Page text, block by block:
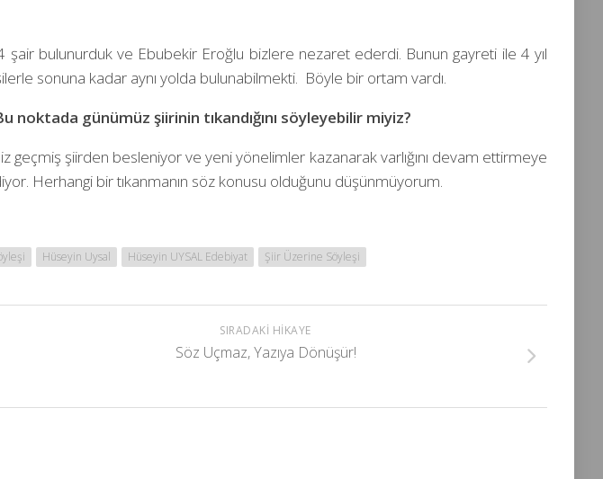
şair bulunurduk ve Ebubekir Eroğlu bizlere nezaret ederdi. Bunun gayreti ile 4 yıl
sonuna kadar aynı yolda bulunabilmekti. Böyle bir ortam vardı.
noktada günümüz şiirinin tıkandığını söyleyebilir miyiz?
geçmiş şiirden besleniyor ve yeni yönelimler kazanarak varlığını devam ettirmeye
Herhangi bir tıkanmanın söz konusu olduğunu düşünmüyorum.
Hüseyin Uysal Hüseyin UYSAL Edebiyat Şiir Üzerine Söyleşi
SIRADAKI HIKAYE
Söz Uçmaz, Yazıya Dönüşür!